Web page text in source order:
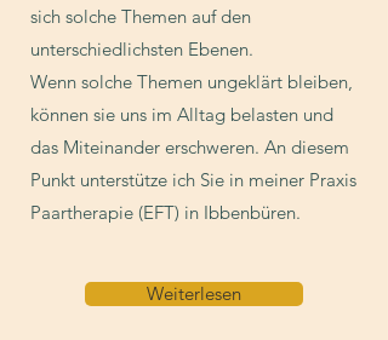
sich solche Themen auf den
unterschiedlichsten Ebenen.
Wenn solche Themen ungeklärt bleiben,
können sie uns im Alltag belasten und
das Miteinander erschweren. An diesem
Punkt unterstütze ich Sie in meiner Praxis
Paartherapie (EFT) in Ibbenbüren.
Weiterlesen